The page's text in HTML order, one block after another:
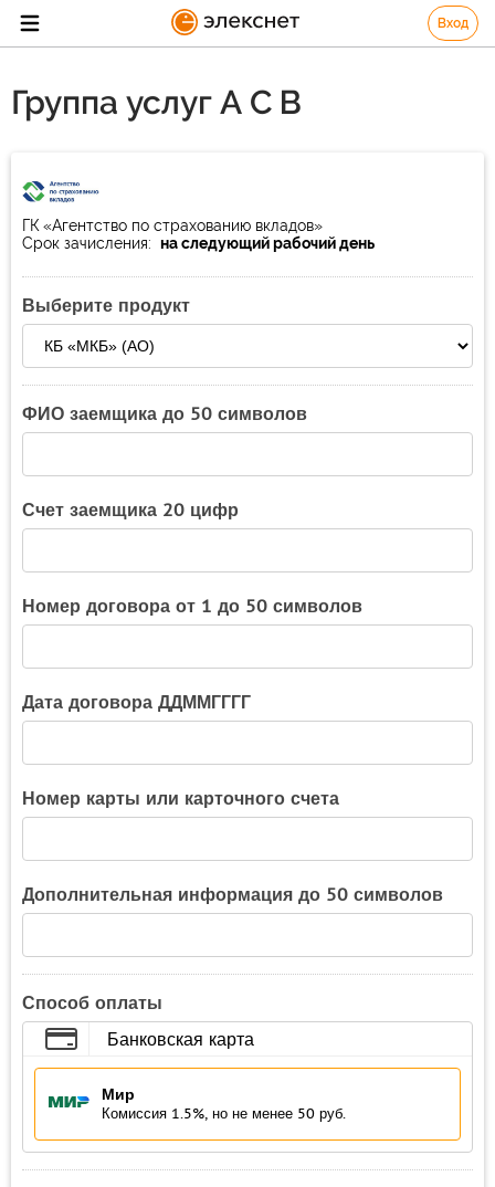
Вход
Группа услуг А С В
ГК «Агентство по страхованию вкладов»
Срок зачисления: на следующий рабочий день
Выберите продукт
ФИО заемщика до 50 символов
Счет заемщика 20 цифр
Номер договора от 1 до 50 символов
Дата договора ДДММГГГГ
Номер карты или карточного счета
Дополнительная информация до 50 символов
Способ оплаты
Банковская карта
Мир
Комиссия 1.5%, но не менее 50 руб.